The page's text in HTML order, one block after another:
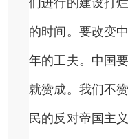
的时间。要改变
年的工夫。中国
就赞成。我们不
民的反对帝国主